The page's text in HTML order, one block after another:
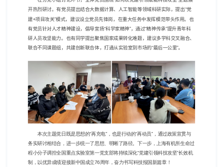
开热烈研讨。有党员提出结合大数据计算、人工智能等领域科研实际，提出“党
建+项目攻关”模式，建议设立党员先锋岗，在重大任务中发挥模范带头作用。也
有党员针对人才精神建设，倡导宣扬“科学家精神”，通过“精神传承”提升青年科
研人员攻坚能力。也有同学提出聚焦国家成果转化难题，建议多学科交叉融合、
联合不同课题组，共建创新联合体，打通从实验室到市场的“最后一公里”。
本次主题党日既是思想的“再充电”，也是行动的“再动员”，通过政策宣贯与
务实研讨相结合，进一步统一了思想、明晰了路径。下一步，上海有机所生命过
程小分子调控全国重点实验室第一党支部将持续深化“党建引领科技攻坚”长效机
制，以优异成绩迎接新中国成立76 周年，奋力书写科技报国新篇章！